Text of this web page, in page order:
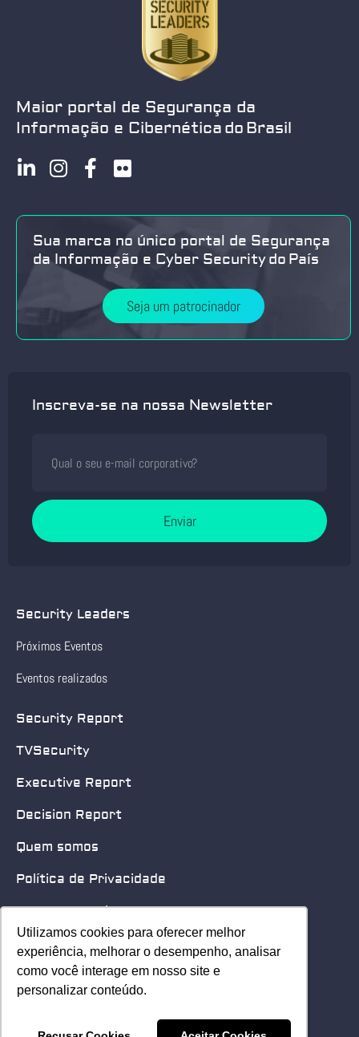
Utilizamos cookies para oferecer melhor
experiência, melhorar o desempenho, analisar
como você interage em nosso site e
personalizar conteúdo.
Utilizamos cookies para oferecer melhor
experiência, melhorar o desempenho, analisar
como você interage em nosso site e
personalizar conteúdo.
Maior portal de Segurança da
Informação e Cibernética do Brasil
Sua marca no único portal de Segurança
da Informação e Cyber Security do País
Seja um patrocinador
Inscreva-se na nossa Newsletter
Enviar
Security Leaders
Próximos Eventos
Eventos realizados
Security Report
TVSecurity
Executive Report
Decision Report
Quem somos
Política de Privacidade
Quero patrocinar
Contato
Home
© 2025 Security Leader. Todos os Direitos Reservados.